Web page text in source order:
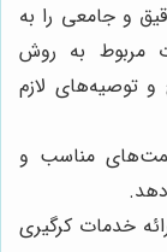
و جامعی را به
مربوط به روش
و توصیه‌های لازم
مناسب و
دهد.
خدمات کرگیری